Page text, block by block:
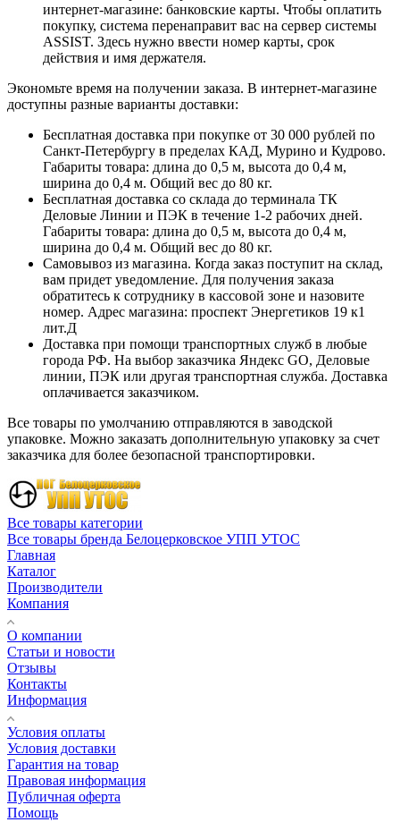
интернет-магазине: банковские карты. Чтобы оплатить
покупку, система перенаправит вас на сервер системы
ASSIST. Здесь нужно ввести номер карты, срок
действия и имя держателя.
Экономьте время на получении заказа. В интернет-магазине
доступны разные варианты доставки:
Бесплатная доставка при покупке от 30 000 рублей по
Санкт-Петербургу в пределах КАД, Мурино и Кудрово.
Габариты товара: длина до 0,5 м, высота до 0,4 м,
ширина до 0,4 м. Общий вес до 80 кг.
Бесплатная доставка со склада до терминала ТК
Деловые Линии и ПЭК в течение 1-2 рабочих дней.
Габариты товара: длина до 0,5 м, высота до 0,4 м,
ширина до 0,4 м. Общий вес до 80 кг.
Самовывоз из магазина. Когда заказ поступит на склад,
вам придет уведомление. Для получения заказа
обратитесь к сотруднику в кассовой зоне и назовите
номер. Адрес магазина: проспект Энергетиков 19 к1
лит.Д
Доставка при помощи транспортных служб в любые
города РФ. На выбор заказчика Яндекс GO, Деловые
линии, ПЭК или другая транспортная служба. Доставка
оплачивается заказчиком.
Все товары по умолчанию отправляются в заводской
упаковке. Можно заказать дополнительную упаковку за счет
заказчика для более безопасной транспортировки.
Все товары категории
Все товары бренда Белоцерковское УПП УТОС
Главная
Каталог
Производители
Компания
О компании
Статьи и новости
Отзывы
Контакты
Информация
Условия оплаты
Условия доставки
Гарантия на товар
Правовая информация
Публичная оферта
Помощь